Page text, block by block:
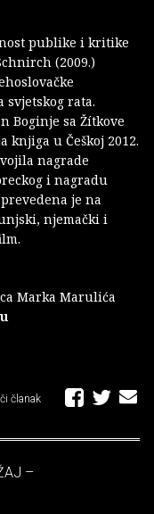
publike i kritike
(2009.)
svjetskog rata.
Boginje sa Žítkove
knjiga u Češkoj 2012.
nagrade
i nagradu
je na
njemački i
Marka Marulića
članak
–